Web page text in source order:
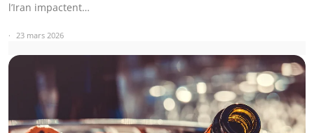
l’Iran impactent…
23 mars 2026